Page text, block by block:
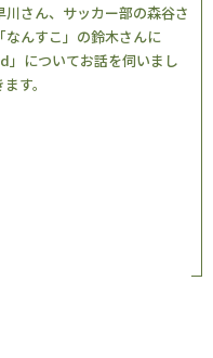
川さん、サッカー部の森谷さ
なんすこ」の鈴木さんに
についてお話を伺いまし
す。